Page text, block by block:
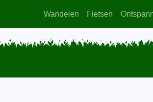
Wandelen Fietsen